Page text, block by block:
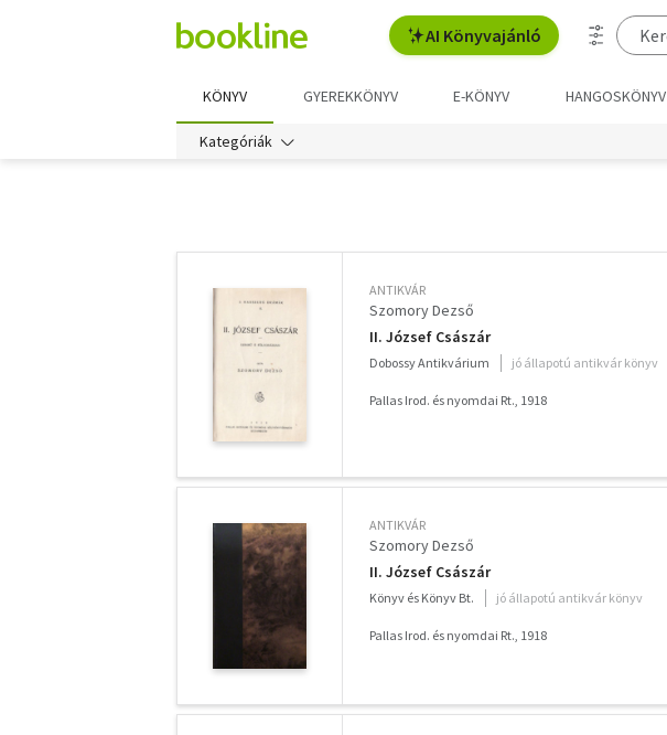
AI Könyvajánló
KÖNYV GYEREKKÖNYV E-KÖNYV HANGOSKÖNYV
Kategóriák
ANTIKVÁR
Szomory Dezső
II. József Császár
Dobossy Antikvárium jó állapotú antikvár könyv
Pallas Irod. és nyomdai Rt., 1918
ANTIKVÁR
Szomory Dezső
II. József Császár
Könyv és Könyv Bt. jó állapotú antikvár könyv
Pallas Irod. és nyomdai Rt., 1918